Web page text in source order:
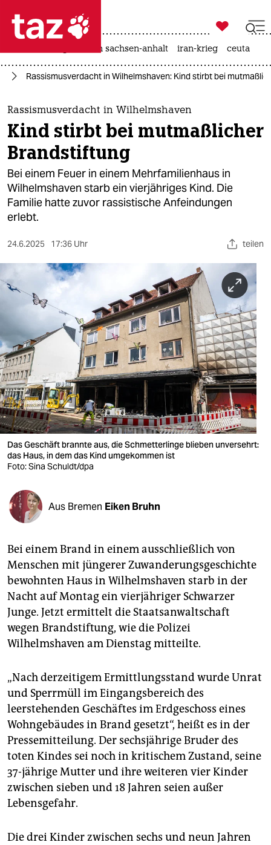
 taz zahl ich
taz zahl ich
themen
politik
öko
gesellschaft
kultur
sport
nord
wahrheit
verlag
verlag
veranstaltungen
shop
fragen & hilfe
unterstützen
abo
genossenschaft
epaper login

taz zahl ich
landtagswahl in sachsen-anhalt iran-krieg ceuta
Rassismusverdacht in Wilhelmshaven: Kind stirbt bei
Rassismusverdacht in Wilhelmshaven
Kind stirbt bei mutmaßlicher
Brandstiftung
Bei einem Feuer in einem Mehrfamilienhaus in
Wilhelmshaven starb ein vierjähriges Kind. Die
Familie hatte zuvor rassistische Anfeindungen
erlebt.
24.6.2025 17:36 Uhr teilen
Das Geschäft brannte aus, die Schmetterlinge blieben unversehrt:
das Haus, in dem das Kind umgekommen ist
Foto: Sina Schuldt/dpa
Aus Bremen Eiken Bruhn
Bei einem Brand in einem ausschließlich von
Menschen mit jüngerer Zuwanderungsgeschichte
bewohnten Haus in Wilhelmshaven starb in der
Nacht auf Montag ein vierjähriger Schwarzer
Junge. Jetzt ermittelt die Staatsanwaltschaft
wegen Brandstiftung, wie die Polizei
Wilhelmshaven am Dienstag mitteilte.
„Nach derzeitigem Ermittlungsstand wurde Unrat
und Sperrmüll im Eingangsbereich des
leerstehenden Geschäftes im Erdgeschoss eines
Wohngebäudes in Brand gesetzt“, heißt es in der
Pressemitteilung. Der sechsjährige Bruder des
toten Kindes sei noch in kritischem Zustand, seine
37-jährige Mutter und ihre weiteren vier Kinder
zwischen sieben und 18 Jahren seien außer
Lebensgefahr.
Die drei Kinder zwischen sechs und neun Jahren